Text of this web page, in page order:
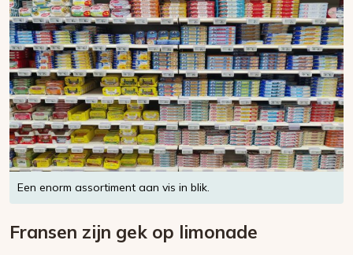
Een enorm assortiment aan vis in blik.
Fransen zijn gek op limonade